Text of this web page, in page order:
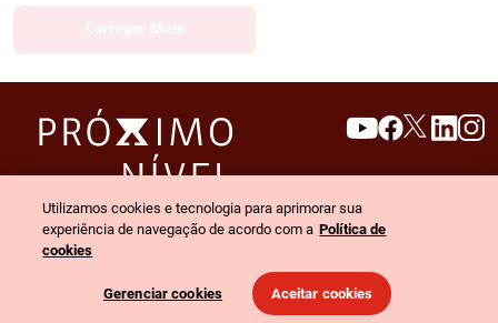
search
© 2026 Claro empresas. Todos os direitos reservados.
Política de privacidade
Utilizamos cookies e tecnologia para aprimorar sua
experiência de navegação de acordo com a Política de
cookies
Gerenciar cookies Aceitar cookies